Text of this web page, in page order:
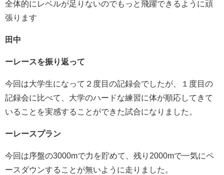
全体的にレベルが足りないのでもっと飛躍できるように頑
張ります
田中
ーレースを振り返って
今回は大学生になって２度目の記録会でしたが、１度目の
記録会に比べて、大学のハードな練習に体が順応してきて
いることを実感することができた試合になりました。
ーレースプラン
今回は序盤の3000mで力を貯めて、残り2000mで一気にペ
ースダウンすることが無いように走りました。